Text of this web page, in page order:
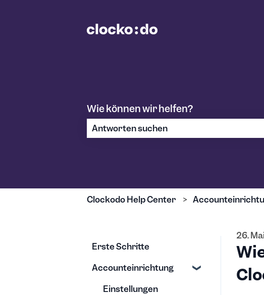
Wie können wir helfen?
Clockodo Help Center
26.
Erste Schritte
Accounteinrichtung
Einstellungen